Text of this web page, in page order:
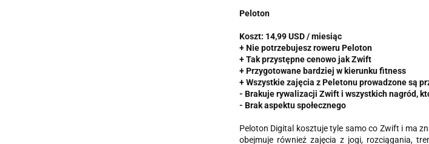
Peloton
Koszt: 14,99 USD / miesiąc
+ Nie potrzebujesz roweru Peloton
+ Tak przystępne cenowo jak Zwift
+ Przygotowane bardziej w kierunku fitness
+ Wszystkie zajęcia z Peletonu prowadzone są
- Brakuje rywalizacji Zwift i wszystkich nagród,
- Brak aspektu społecznego
Peloton Digital kosztuje tyle samo co Zwift i ma
obejmuje również zajęcia z jogi, rozciągania,